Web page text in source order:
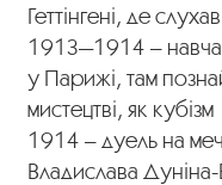
Геттінгені, де
1913—1914 –
у Парижі, там
мистецтві, як кубізм
1914 – дуель на
Владислава